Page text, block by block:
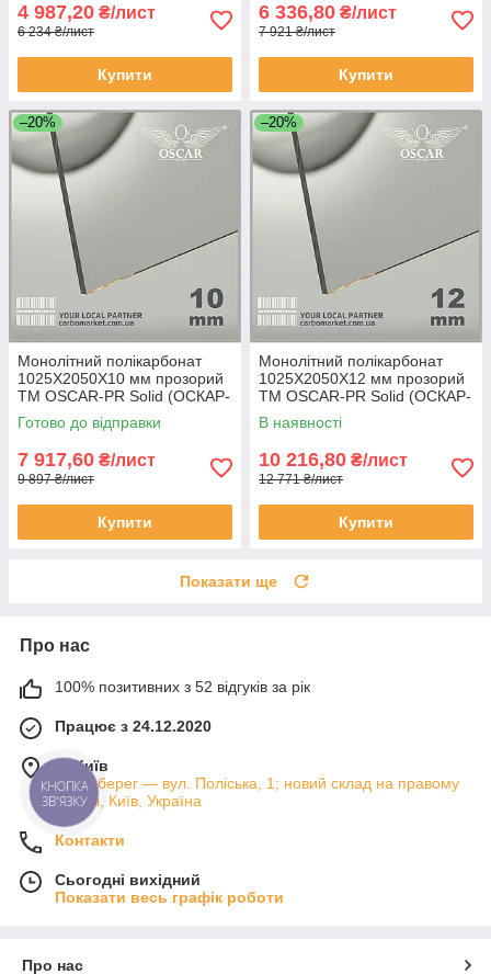
4 987,20 ₴/лист
6 234 ₴/лист
Купити
6 336,80 ₴/лист
7 921 ₴/лист
Купити
–20%
Монолітний полікарбонат
1025Х2050Х10 мм прозорий
TM OSCAR-PR Solid (ОСКАР-
Преміум) Сербія
Готово до відправки
7 917,60 ₴/лист
9 897 ₴/лист
Купити
–20%
Монолітний полікарбонат
1025Х2050Х12 мм прозорий
TM OSCAR-PR Solid (ОСКАР-
Преміум) Сербія
В наявності
10 216,80 ₴/лист
12 771 ₴/лист
Купити
Показати ще
Про нас
100% позитивних з 52 відгуків за рік
Працює з 24.12.2020
м. Київ
Лівий берег — вул. Поліська, 1; новий склад на правому
березі, Київ, Україна
Контакти
Сьогодні вихідний
Показати весь графік роботи
Про нас
КНОПКА
ЗВ'ЯЗКУ